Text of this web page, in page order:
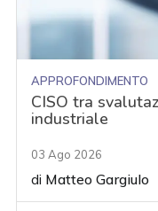
APPROFONDIMENTO
CISO tra
industriale
03 Ago 2026
di Matteo Gargiulo